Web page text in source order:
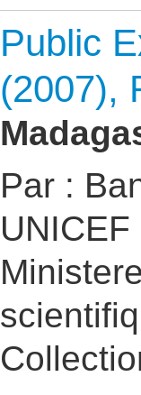
Public
(2007),
Par :
UNICEF